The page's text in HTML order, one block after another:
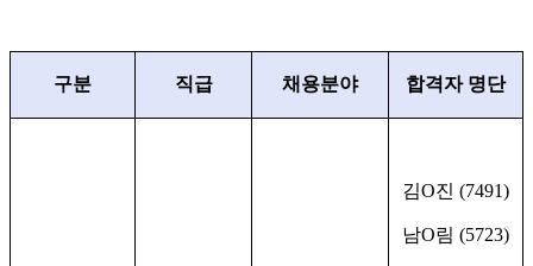
구분 직급 채용분야 합격자 명단
김O진 (7491)
남O림 (5723)